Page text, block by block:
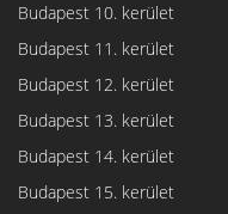
Budapest 10. kerület
Budapest 11. kerület
Budapest 12. kerület
Budapest 13. kerület
Budapest 14. kerület
Budapest 15. kerület